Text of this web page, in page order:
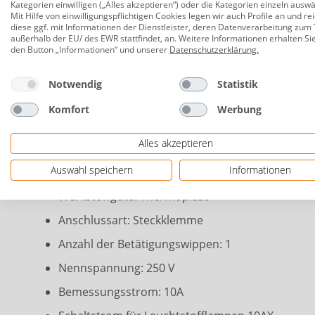
Farbe: anthrazit
Schutzart: IP 20 (für innen)
Wechselschalter
Wippe/Taste
Zusammenstellung: Basiselement mit zentraler
Befestigungsart: Krallen-/Schraubbefestigung
Material: Kunststoff
Werkstoffgüte: Thermoplast
Anschlussart: Steckklemme
Anzahl der Betätigungswippen: 1
Nennspannung: 250 V
Bemessungsstrom: 10A
Kategorien einwilligen („Alles akzeptieren“) oder die Kategorien einzeln
Mit Hilfe von einwilligungspflichtigen Cookies legen wir auch Profile an und
diese ggf. mit Informationen der Dienstleister, deren Datenverarbeitung zum
außerhalb der EU/ des EWR stattfindet, an. Weitere Informationen erhalten
den Button „Informationen“ und unserer Datenschutzerklärung.
Notwendig
Statistik
Komfort
Werbung
Alles akzeptieren
Auswahl speichern
Informationen